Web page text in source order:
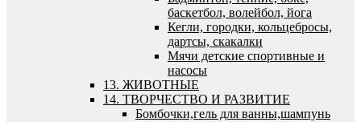
баскетбол, волейбол, йога
Кегли, городки, кольцебросы,
дартсы, скакалки
Мячи детские спортивные и
насосы
13. ЖИВОТНЫЕ
14. ТВОРЧЕСТВО И РАЗВИТИЕ
Бомбочки,гель для ванны,шампунь